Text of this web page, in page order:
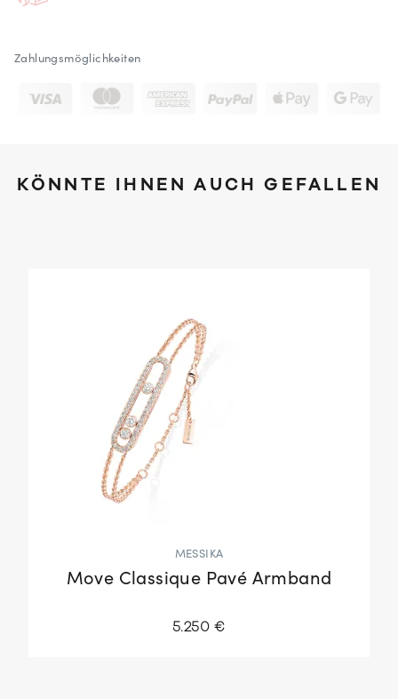
Zahlungsmöglichkeiten
KÖNNTE IHNEN AUCH GEFALLEN
MESSIKA
Move Classique Pavé Armband
5.250 €